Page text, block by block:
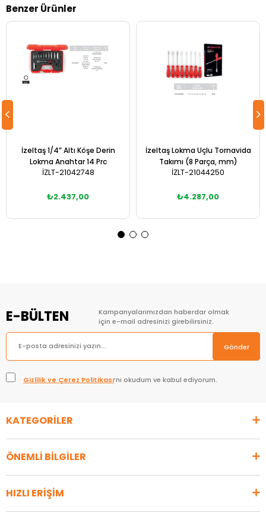
Benzer Ürünler
İzeltaş 1/4” Altı Köşe Derin
Lokma Anahtar 14 Prc
İZLT-21042748
₺2.437,00
İzeltaş Lokma Uçlu Tornavida
Takımı (8 Parça, mm)
İZLT-21044250
₺4.287,00
E-BÜLTEN
Kampanyalarımızdan haberdar olmak
için e-mail adresinizi girebilirsiniz.
Gönder
Gizlilik ve Çerez Politikası’nı okudum ve kabul ediyorum.
KATEGORİLER
ÖNEMLİ BİLGİLER
HIZLI ERİŞİM